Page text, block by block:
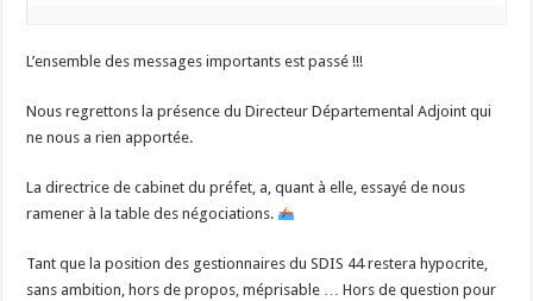
L’ensemble des messages importants est passé !!!
Nous regrettons la présence du Directeur Départemental Adjoint qui
ne nous a rien apportée.
La directrice de cabinet du préfet, a, quant à elle, essayé de nous
ramener à la table des négociations.
Tant que la position des gestionnaires du SDIS 44 restera hypocrite,
sans ambition, hors de propos, méprisable … Hors de question pour